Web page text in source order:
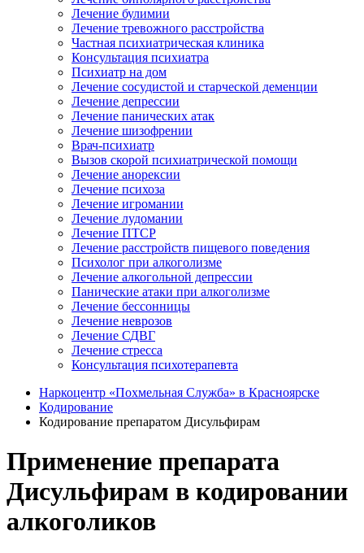
Лечение булимии
Лечение тревожного расстройства
Частная психиатрическая клиника
Консультация психиатра
Психиатр на дом
Лечение сосудистой и старческой деменции
Лечение депрессии
Лечение панических атак
Лечение шизофрении
Врач-психиатр
Вызов скорой психиатрической помощи
Лечение анорексии
Лечение психоза
Лечение игромании
Лечение лудомании
Лечение ПТСР
Лечение расстройств пищевого поведения
Психолог при алкоголизме
Лечение алкогольной депрессии
Панические атаки при алкоголизме
Лечение бессонницы
Лечение неврозов
Лечение СДВГ
Лечение стресса
Консультация психотерапевта
Наркоцентр «Похмельная Служба» в Красноярске
Кодирование
Кодирование препаратом Дисульфирам
Применение препарата
Дисульфирам в кодировании
алкоголиков